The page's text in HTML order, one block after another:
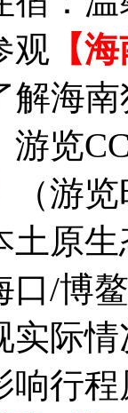
观 【
解海
游览
（游
土原
口/博
实际
响行